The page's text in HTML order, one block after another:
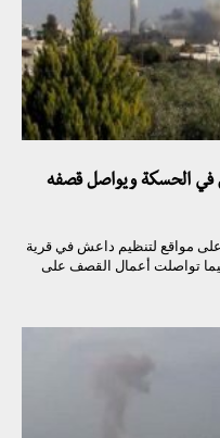
في الحسكة ويواصل قصفه
على مواقع لتنظيم داعش في قرية
تواصلت أعمال القصف على